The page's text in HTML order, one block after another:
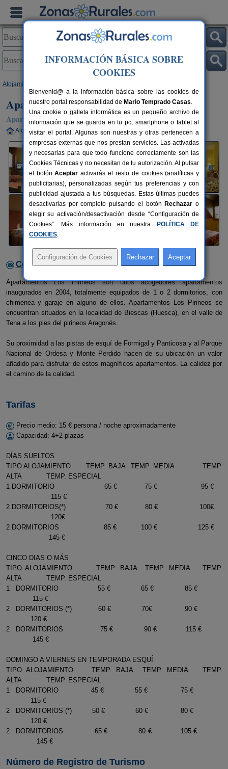
Alojamientos
Apartamentos Los Pirineos
Apartamento en Biescas (Huesca)
Alquiler completo 4+2 plazas 70 km de Huesca
Contactar con el alojamiento
Apartamentos Los Pirineos son unos acogedores apartamentos
inaugurados en 2004, totalmente equipados de 1 o 2 dormitorios, con
chimenea y garaje en alguno de ellos. Apartamentos Los Pirineos se
encuentran situados en la localidad de Biescas (Huesca), en el valle de
Tena a los pies del pirineos Aragonés.
Su proximidad a las pistas de esquí de Formigal y Panticosa y al Parque
Nacional de Ordesa y Monte Perdido hacen de su ubicación un valor
añadido para disfrutar de estos magníficos apartamentos. La calidez por
el camino de la calidad.
Tarifas
Precio medio: 15 € persona / noche aproximadamente
Capacidad: 4+2 plazas
DÍAS SUELTOS
TIPO ALOJAMIENTO TEMP. BAJA TEMP. MEDIA TEMP.
ALTA TEMP. ESPECIAL
1 DORMITORIO 65 € 75 € 95 €
115 €
2 DORMITORIOS(*) 70 € 80 € 100€
120€
2 DORMITORIOS 85 € 100 € 125 €
145 €
CINCO DIAS O MÁS
TIPO ALOJAMIENTO TEMP. BAJA TEMP. MEDIA TEMP.
ALTA TEMP. ESPECIAL
1 DORMITORIO 55 € 65 € 85 €
115 €
2 DORMITORIOS (*) 60 € 70€ 90 €
120 €
2 DORMITORIOS 75 € 90 € 115 €
145 €
DOMINGO A VIERNES EN TEMPORADA ESQUÍ
TIPO ALOJAMIENTO TEMP. BAJA TEMP. MEDIA TEMP.
ALTA TEMP. ESPECIAL
1 DORMITORIO 45 € 55 € 75 €
115 €
2 DORMITORIOS (*) 50 € 60 € 80 €
120 €
2 DORMITORIOS 65 € 80 € 105 €
145 €
Número de Registro de Turismo
INFORMACIÓN BÁSICA SOBRE
COOKIES
Bienvenid@ a la información básica sobre las cookies de
nuestro portal responsabilidad de Mario Temprado Casas.
Una cookie o galleta informática es un pequeño archivo de
información que se guarda en tu pc, smartphone o tablet al
visitar el portal. Algunas son nuestras y otras pertenecen a
empresas externas que nos prestan servicios. Las activadas
y necesarias para que todo funcione correctamente son las
Cookies Técnicas y no necesitan de tu autorización. Al pulsar
el botónAceptar activarás el resto de cookies (analíticas y
publicitarias), personalizadas según tus preferencias y con
publicidad ajustada a tus búsquedas. Estas últimas puedes
desactivarlas por completo pulsando el botón Rechazar o
elegir su activación/desactivación desde “Configuración de
Cookies”. Más información en nuestra
POLÍTICA DE
COOKIES.